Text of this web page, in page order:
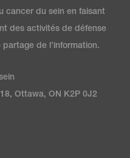
cancer du sein en faisant
des activités de défense
de l’information.
Ottawa, ON K2P 0J2